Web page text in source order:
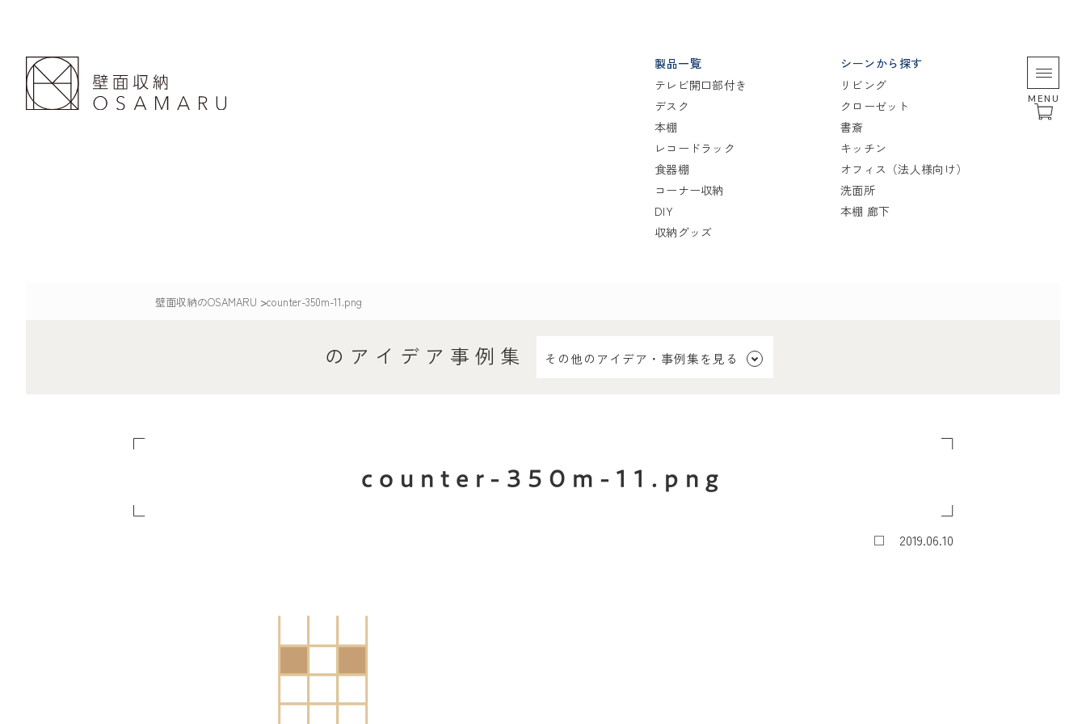
製品一覧
テレビ開口部付き
デスク
本棚
レコードラック
食器棚
コーナー収納
DIY
収納グッズ
シーンから探す
リビング
クローゼット
書斎
キッチン
オフィス（法人様向け）
洗面所
本棚 廊下
MENU
壁面収納のOSAMARU >counter-350m-11.png
のアイデア事例集 その他のアイデア・事例集を見る
counter-350m-11.png
2019.06.10